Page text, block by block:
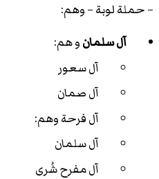
– حملة لوبة – وهم:
آل سلمانو هم:
آل سعور
آل صمان
آل فرحة وهم:
آل سلمان
آل مفرح شُرى